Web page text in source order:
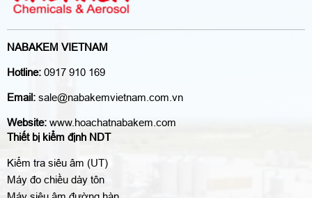
NABAKEM VIETNAM
Hotline: 0917 910 169
Email: sale@nabakemvietnam.com.vn
Website: www.hoachatnabakem.com
Thiết bị kiểm định NDT
Kiểm tra siêu âm (UT)
Máy đo chiều dày tôn